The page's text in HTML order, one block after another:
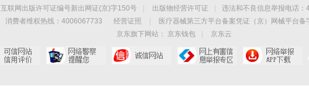
互联网出版许可证编号新出网证(京)字150号
出版物经营许可证
违法和不良信息举报电话
消费者维权热线：4006067733 经营证照 医疗器械第三方平台备案凭证（京）网械平台
京东旗下网站：
京东钱包 京东云